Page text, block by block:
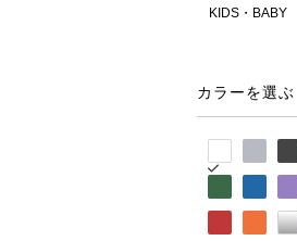
KIDS・BABY
カラーを選ぶ